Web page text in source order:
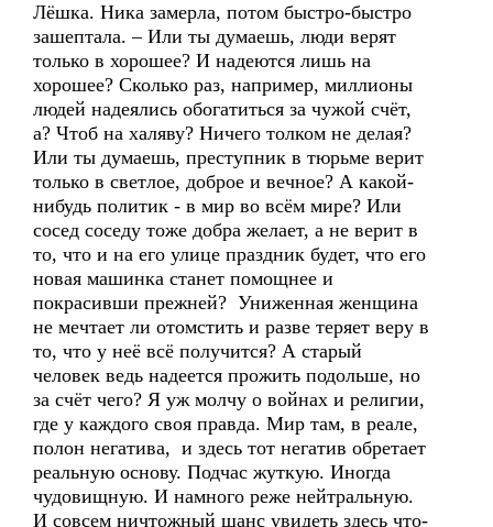
Лёшка. Ника замерла, потом быстро-быстро
зашептала. – Или ты думаешь, люди верят
только в хорошее? И надеются лишь на
хорошее? Сколько раз, например, миллионы
людей надеялись обогатиться за чужой счёт,
а? Чтоб на халяву? Ничего толком не делая?
Или ты думаешь, преступник в тюрьме верит
только в светлое, доброе и вечное? А какой-
нибудь политик - в мир во всём мире? Или
сосед соседу тоже добра желает, а не верит в
то, что и на его улице праздник будет, что его
новая машинка станет помощнее и
покрасивши прежней? Униженная женщина
не мечтает ли отомстить и разве теряет веру в
то, что у неё всё получится? А старый
человек ведь надеется прожить подольше, но
за счёт чего? Я уж молчу о войнах и религии,
где у каждого своя правда. Мир там, в реале,
полон негатива, и здесь тот негатив обретает
реальную основу. Подчас жуткую. Иногда
чудовищную. И намного реже нейтральную.
И совсем ничтожный шанс увидеть здесь что-